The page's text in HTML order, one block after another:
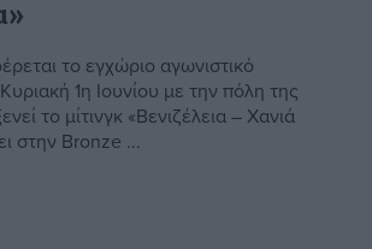
το εγχώριο αγωνιστικό
1η Ιουνίου με την πόλη της
το μίτινγκ «Βενιζέλεια – Χανιά
στην Bronze ...